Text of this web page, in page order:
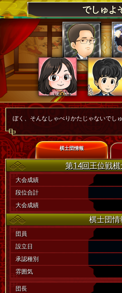
でしゅよ
ぼく、そんなしゃべりかたじゃないでし
棋士団情報
第14回王位戦
大会成績
段位合計
大会成績
棋士団情
団員
設立日
承認種別
雰囲気
団長